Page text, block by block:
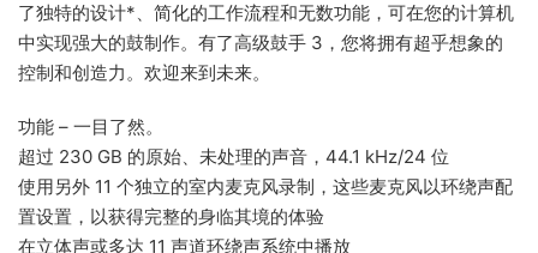
了独特的设计*、简化的工作流程和无数功能，可在您的计算机
中实现强大的鼓制作。有了高级鼓手 3，您将拥有超乎想象的
控制和创造力。欢迎来到未来。
功能 – 一目了然。
超过 230 GB 的原始、未处理的声音，44.1 kHz/24 位
使用另外 11 个独立的室内麦克风录制，这些麦克风以环绕声配
置设置，以获得完整的身临其境的体验
在立体声或多达 11 声道环绕声系统中播放